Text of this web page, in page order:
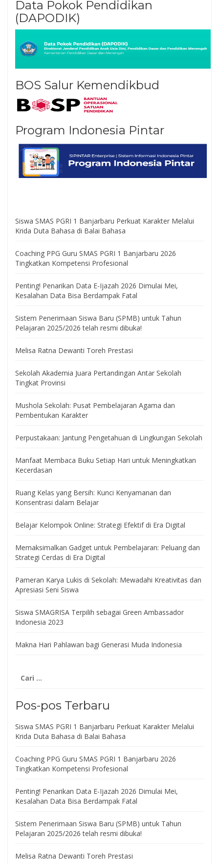
Data Pokok Pendidikan
(DAPODIK)
BOS Salur Kemendikbud
Program Indonesia Pintar
Siswa SMAS PGRI 1 Banjarbaru Perkuat Karakter Melalui
Krida Duta Bahasa di Balai Bahasa
Coaching PPG Guru SMAS PGRI 1 Banjarbaru 2026
Tingkatkan Kompetensi Profesional
Penting! Penarikan Data E-Ijazah 2026 Dimulai Mei,
Kesalahan Data Bisa Berdampak Fatal
Sistem Penerimaan Siswa Baru (SPMB) untuk Tahun
Pelajaran 2025/2026 telah resmi dibuka!
Melisa Ratna Dewanti Toreh Prestasi
Sekolah Akademia Juara Pertandingan Antar Sekolah
Tingkat Provinsi
Mushola Sekolah: Pusat Pembelajaran Agama dan
Pembentukan Karakter
Perpustakaan: Jantung Pengetahuan di Lingkungan Sekolah
Manfaat Membaca Buku Setiap Hari untuk Meningkatkan
Kecerdasan
Ruang Kelas yang Bersih: Kunci Kenyamanan dan
Konsentrasi dalam Belajar
Belajar Kelompok Online: Strategi Efektif di Era Digital
Memaksimalkan Gadget untuk Pembelajaran: Peluang dan
Strategi Cerdas di Era Digital
Pameran Karya Lukis di Sekolah: Mewadahi Kreativitas dan
Apresiasi Seni Siswa
Siswa SMAGRISA Terpilih sebagai Green Ambassador
Indonesia 2023
Makna Hari Pahlawan bagi Generasi Muda Indonesia
untuk:
Pos-pos Terbaru
Siswa SMAS PGRI 1 Banjarbaru Perkuat Karakter Melalui
Krida Duta Bahasa di Balai Bahasa
Coaching PPG Guru SMAS PGRI 1 Banjarbaru 2026
Tingkatkan Kompetensi Profesional
Penting! Penarikan Data E-Ijazah 2026 Dimulai Mei,
Kesalahan Data Bisa Berdampak Fatal
Sistem Penerimaan Siswa Baru (SPMB) untuk Tahun
Pelajaran 2025/2026 telah resmi dibuka!
Melisa Ratna Dewanti Toreh Prestasi